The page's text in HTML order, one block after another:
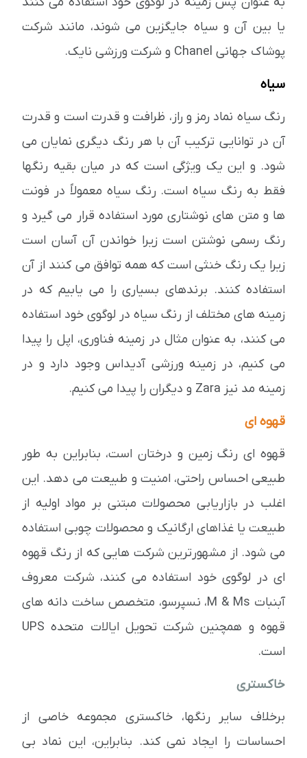
یا بین آن و سیاه جایگزین می شوند، مانند شرکت
پوشاک جهانی Chanel و شرکت ورزشی نایک.
سیاه
رنگ سیاه نماد رمز و راز، ظرافت و قدرت است و قدرت
آن در توانایی ترکیب آن با هر رنگ دیگری نمایان می
شود. و این یک ویژگی است که در میان بقیه رنگها
فقط به رنگ سیاه است. رنگ سیاه معمولاً در فونت
ها و متن های نوشتاری مورد استفاده قرار می گیرد و
رنگ رسمی نوشتن است زیرا خواندن آن آسان است
زیرا یک رنگ خنثی است که همه توافق می کنند از آن
استفاده کنند. برندهای بسیاری را می یابیم که در
زمینه های مختلف از رنگ سیاه در لوگوی خود استفاده
می کنند، به عنوان مثال در زمینه فناوری، اپل را پیدا
می کنیم، در زمینه ورزشی آدیداس وجود دارد و در
زمینه مد نیز Zara و دیگران را پیدا می کنیم.
قهوه ای
قهوه ای رنگ زمین و درختان است، بنابراین به طور
طبیعی احساس راحتی، امنیت و طبیعت می دهد. این
اغلب در بازاریابی محصولات مبتنی بر مواد اولیه از
طبیعت یا غذاهای ارگانیک و محصولات چوبی استفاده
می شود. از مشهورترین شرکت هایی که از رنگ قهوه
ای در لوگوی خود استفاده می کنند، شرکت معروف
آبنبات M & Ms، نسپرسو، متخصص ساخت دانه های
قهوه و همچنین شرکت تحویل ایالات متحده UPS
است.
خاکستری
برخلاف سایر رنگها، خاکستری مجموعه خاصی از
احساسات را ایجاد نمی کند. بنابراین، این نماد بی